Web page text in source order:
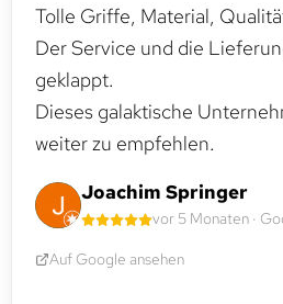
Tolle Griffe, Material,
Der Service und die
geklappt.
Dieses galaktische
weiter zu empfehlen.
Joachim Springer
vor 5 Monaten ·
Auf Google ansehen